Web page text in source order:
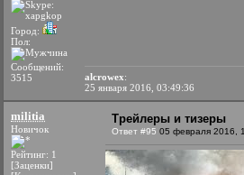
Город:
Пол:
Сообщений:
3515
alcrowex:
25 января 2016, 03:49:36
militia
Новичок
Рейтинг: 1
[Заценки]
Трейлеры и тизеры
Ответ #95 05 февраля 2016,